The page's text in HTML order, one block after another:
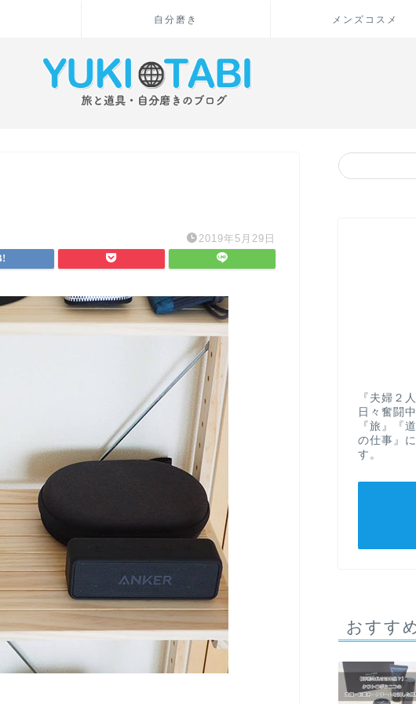
自分磨き メンズコスメ
2019年5月29日
『夫婦２
日々奮闘
『旅』『
の仕事』
す。
おすす